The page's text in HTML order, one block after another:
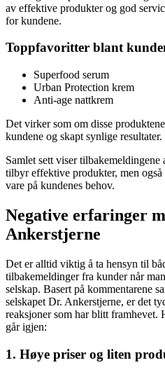
av effektive produkter og god
for kundene.
Toppfavoritter blant
Superfood serum
Urban Protection krem
Anti-age nattkrem
Det virker som om disse
kundene og skapt synlige resultater.
Samlet sett viser
tilbyr effektive produkter, men
vare på kundenes behov.
Negative erfaringer
Ankerstjerne
Det er alltid viktig å ta hensyn til
tilbakemeldinger fra kunder når
selskap. Basert på kommentarene
selskapet Dr. Ankerstjerne, er det
reaksjoner som har blitt framhevet.
går igjen:
1. Høye priser og liten